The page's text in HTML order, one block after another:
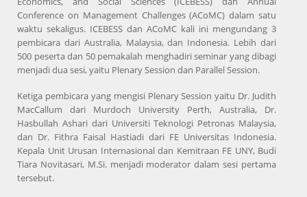
Conference on Management Challenges (ACoMC) dalam satu
waktu sekaligus. ICEBESS dan ACoMC kali ini mengundang 3
pembicara dari Australia, Malaysia, dan Indonesia. Lebih dari
500 peserta dan 50 pemakalah menghadiri seminar yang dibagi
menjadi dua sesi, yaitu Plenary Session dan Parallel Session.
Ketiga pembicara yang mengisi Plenary Session yaitu Dr. Judith
MacCallum dari Murdoch University Perth, Australia, Dr.
Hasbullah Ashari dari Universiti Teknologi Petronas Malaysia,
dan Dr. Fithra Faisal Hastiadi dari FE Universitas Indonesia.
Kepala Unit Urusan Internasional dan Kemitraan FE UNY, Budi
Tiara Novitasari, M.Si. menjadi moderator dalam sesi pertama
tersebut.